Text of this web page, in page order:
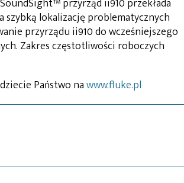
lokalizację problematycznych
przyrządu ii910 do wcześniejszego
Zakres częstotliwości roboczych
Państwo nawww.fluke.pl